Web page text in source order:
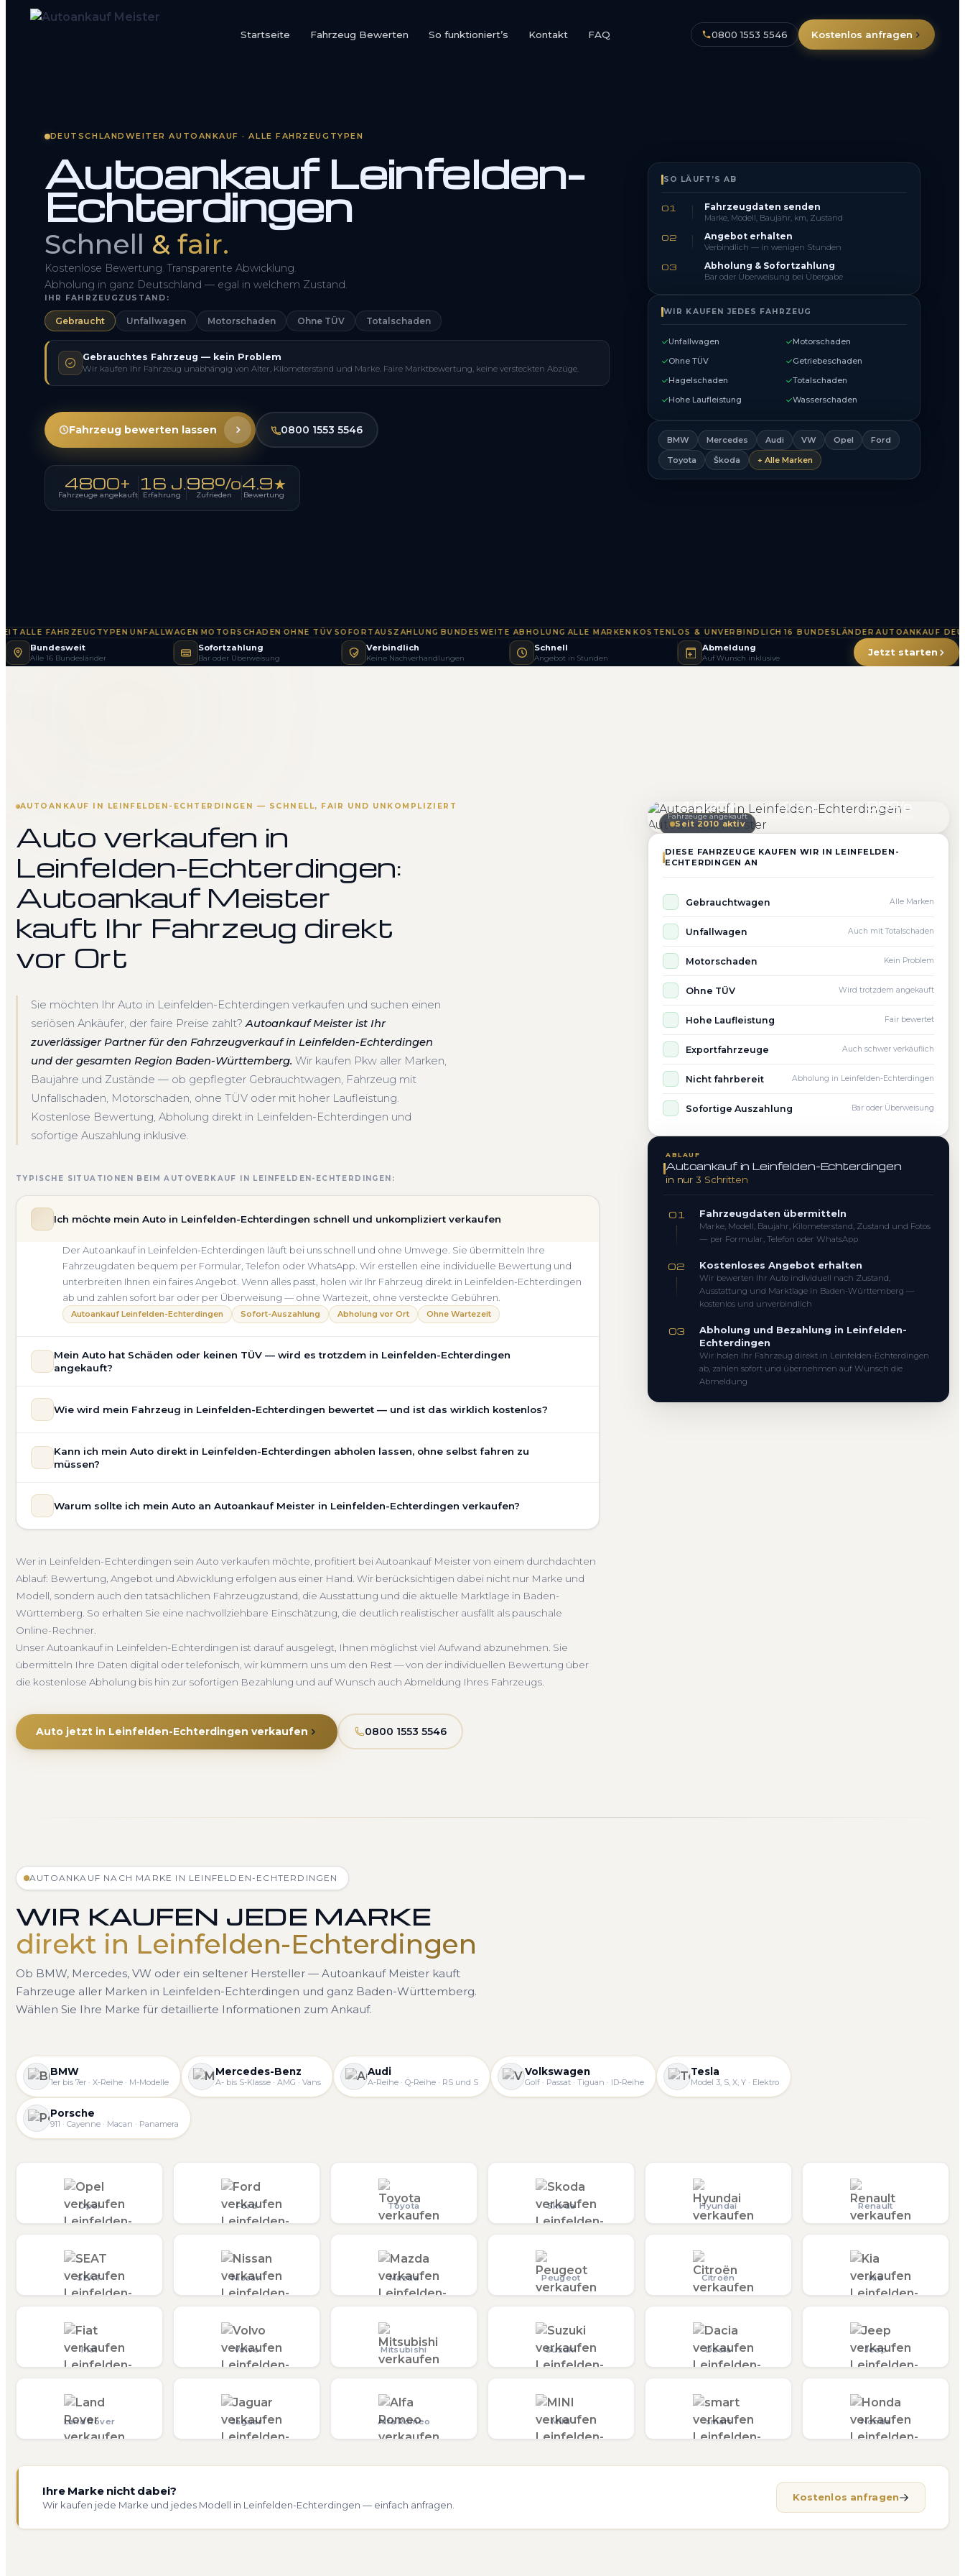
Startseite Fahrzeug Bewerten So funktioniert’s Kontakt FAQ 0800 1553 5546 Kostenlos anfragen
Kontakt
DEUTSCHLANDWEITER AUTOANKAUF · ALLE FAHRZEUGTYPEN
Autoankauf Leinfelden-
Echterdingen
Schnell & fair.
Kostenlose Bewertung. Transparente Abwicklung.
Abholung in ganz Deutschland — egal in welchem Zustand.
IHR FAHRZEUGZUSTAND:
Gebraucht Unfallwagen Motorschaden Ohne TÜV Totalschaden
Gebrauchtes Fahrzeug — kein Problem
Wir kaufen Ihr Fahrzeug unabhängig von Alter, Kilometerstand und Marke. Faire Marktbewertung, keine versteckten Abzüge.
Fahrzeug bewerten lassen 0800 1553 5546
4800+
Fahrzeuge angekauft
16 J.
Erfahrung
98%
Zufrieden
4.9★
Bewertung
SO LÄUFT’S AB
01 Fahrzeugdaten senden
Marke, Modell, Baujahr, km, Zustand
02 Angebot erhalten
Verbindlich — in wenigen Stunden
03 Abholung & Sofortzahlung
Bar oder Überweisung bei Übergabe
WIR KAUFEN JEDES FAHRZEUG
Unfallwagen
Motorschaden
Ohne TÜV
Getriebeschaden
Hagelschaden
Totalschaden
Hohe Laufleistung
Wasserschaden
BMW Mercedes Audi VW Opel
Ford
Toyota
Škoda + Alle Marken
FAHRZEUGTYPEN·UNFALLWAGEN·MOTORSCHADEN OHNE TÜV·SOFORTAUSZAHLUNG BUNDESWEITE ABHOLUNG ALLE MARKEN·KOSTENLOS & UNVERBINDLICH·16 BUNDESLÄNDER·AUTOANKAUF
Bundesweit
Alle 16 Bundesländer
Sofortzahlung
Bar oder Überweisung
Verbindlich
Keine Nachverhandlungen
Schnell
Angebot in Stunden
Abmeldung
Auf Wunsch inklusive Jetzt starten
AUTOANKAUF IN LEINFELDEN-ECHTERDINGEN — SCHNELL, FAIR UND UNKOMPLIZIERT
Auto verkaufen in
Leinfelden-Echterdingen:
Autoankauf Meister
kauft Ihr Fahrzeug direkt
vor Ort
Sie möchten Ihr Auto in Leinfelden-Echterdingen verkaufen und suchen einen
seriösen Ankäufer, der faire Preise zahlt?Autoankauf Meister ist Ihr
zuverlässiger Partner für den Fahrzeugverkauf in Leinfelden-Echterdingen
und der gesamten Region Baden-Württemberg. Wir kaufen Pkw aller Marken,
Baujahre und Zustände — ob gepflegter Gebrauchtwagen, Fahrzeug mit
Unfallschaden, Motorschaden, ohne TÜV oder mit hoher Laufleistung.
Kostenlose Bewertung, Abholung direkt in Leinfelden-Echterdingen und
sofortige Auszahlung inklusive.
TYPISCHE SITUATIONEN BEIM AUTOVERKAUF IN LEINFELDEN-ECHTERDINGEN:
Ich möchte mein Auto in Leinfelden-Echterdingen schnell und unkompliziert verkaufen
Der Autoankauf in Leinfelden-Echterdingen läuft bei uns schnell und ohne Umwege. Sie übermitteln Ihre
Fahrzeugdaten bequem per Formular, Telefon oder WhatsApp. Wir erstellen eine individuelle Bewertung und
unterbreiten Ihnen ein faires Angebot. Wenn alles passt, holen wir Ihr Fahrzeug direkt in Leinfelden-Echterdingen
ab und zahlen sofort bar oder per Überweisung — ohne Wartezeit, ohne versteckte Gebühren.
Autoankauf Leinfelden-Echterdingen Sofort-Auszahlung Abholung vor Ort Ohne Wartezeit
Mein Auto hat Schäden oder keinen TÜV — wird es trotzdem in Leinfelden-Echterdingen
angekauft?
allgemeinem Reparaturbedarf direkt in Leinfelden-Echterdingen an. Der Zustand Ihres Fahrzeugs fließt
Unfallwagen Leinfelden-Echterdingen Motorschaden Ohne TÜV Getriebeschaden Faire Bewertung
Wie wird mein Fahrzeug in Leinfelden-Echterdingen bewertet — und ist das wirklich kostenlos?
unverbindlich. Wir prüfen Marke, Modell, Baujahr, Kilometerstand, Ausstattung, Pflegezustand und die aktuelle
Kostenlose Bewertung Marktwert Leinfelden-Echterdingen Unverbindlich Seriöse Einschätzung
Kann ich mein Auto direkt in Leinfelden-Echterdingen abholen lassen, ohne selbst fahren zu
müssen?
direkt an Ihrer Adresse — egal ob zu Hause, am Arbeitsplatz oder an einem Treffpunkt Ihrer Wahl in Leinfelden-
Warum sollte ich mein Auto an Autoankauf Meister in Leinfelden-Echterdingen verkaufen?
kostenlose Bewertung, ein verbindliches Angebot und auf Wunsch den kompletten Service von der Abholung
bis zur Abmeldung. Über 4.800 zufriedene Kunden sprechen für sich.
Seit 2010 4.800+ Ankäufe Komplettservice Baden-Württemberg
Wer in Leinfelden-Echterdingen sein Auto verkaufen möchte, profitiert bei Autoankauf Meister von einem durchdachten
Ablauf: Bewertung, Angebot und Abwicklung erfolgen aus einer Hand. Wir berücksichtigen dabei nicht nur Marke und
Modell, sondern auch den tatsächlichen Fahrzeugzustand, die Ausstattung und die aktuelle Marktlage in Baden-
Württemberg. So erhalten Sie eine nachvollziehbare Einschätzung, die deutlich realistischer ausfällt als pauschale
Online-Rechner.
Unser Autoankauf in Leinfelden-Echterdingen ist darauf ausgelegt, Ihnen möglichst viel Aufwand abzunehmen. Sie
übermitteln Ihre Daten digital oder telefonisch, wir kümmern uns um den Rest — von der individuellen Bewertung über
die kostenlose Abholung bis hin zur sofortigen Bezahlung und auf Wunsch auch Abmeldung Ihres Fahrzeugs.
Auto jetzt in Leinfelden-Echterdingen verkaufen 0800 1553 5546
Seit 2010 aktiv
4.800+
Fahrzeuge angekauft
4.9 ★ 98%
Zufriedenheit
DIESE FAHRZEUGE KAUFEN WIR IN LEINFELDEN-
ECHTERDINGEN AN
Gebrauchtwagen Alle Marken
Unfallwagen Auch mit Totalschaden
Motorschaden Kein Problem
Ohne TÜV Wird trotzdem angekauft
Hohe Laufleistung Fair bewertet
Exportfahrzeuge Auch schwer verkäuflich
Nicht fahrbereit Abholung in Leinfelden-Echterdingen
Sofortige Auszahlung Bar oder Überweisung
ABLAUF
Autoankauf in Leinfelden-Echterdingen
in nur 3 Schritten
01 Fahrzeugdaten übermitteln
Marke, Modell, Baujahr, Kilometerstand, Zustand und Fotos
— per Formular, Telefon oder WhatsApp
02 Kostenloses Angebot erhalten
Wir bewerten Ihr Auto individuell nach Zustand,
Ausstattung und Marktlage in Baden-Württemberg —
kostenlos und unverbindlich
03
Abholung und Bezahlung in Leinfelden-
Echterdingen
Wir holen Ihr Fahrzeug direkt in Leinfelden-Echterdingen
ab, zahlen sofort und übernehmen auf Wunsch die
Abmeldung
AUTOANKAUF NACH MARKE IN LEINFELDEN-ECHTERDINGEN
WIR KAUFEN JEDE MARKE
direkt in Leinfelden-Echterdingen
Ob BMW, Mercedes, VW oder ein seltener Hersteller — Autoankauf Meister kauft
Fahrzeuge aller Marken in Leinfelden-Echterdingen und ganz Baden-Württemberg.
Wählen Sie Ihre Marke für detaillierte Informationen zum Ankauf.
BMW
1er bis 7er · X-Reihe · M-Modelle
Mercedes-Benz
A- bis S-Klasse · AMG · Vans
Audi
A-Reihe · Q-Reihe · RS und S
Volkswagen
Golf · Passat · Tiguan · ID-Reihe
Tesla
Model 3, S, X, Y · Elektro
Porsche
911 · Cayenne · Macan · Panamera
Opel Ford Toyota Skoda Hyundai Renault
SEAT Nissan Mazda Peugeot Citroën Kia
Fiat Volvo Mitsubishi Suzuki Dacia Jeep
Land Rover Jaguar Alfa Romeo MINI smart Honda
Ihre Marke nicht dabei?
Wir kaufen jede Marke und jedes Modell in Leinfelden-Echterdingen — einfach anfragen.
Kostenlos anfragen